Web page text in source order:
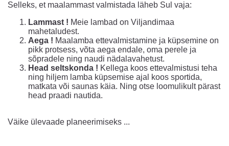
Selleks, et maalammast valmistada läheb Sul vaja:
Lammast ! Meie lambad on Viljandimaa
mahetaludest.
Aega ! Maalamba ettevalmistamine ja küpsemine on
pikk protsess, võta aega endale, oma perele ja
sõpradele ning naudi nädalavahetust.
Head seltskonda ! Kellega koos ettevalmistusi teha
ning hiljem lamba küpsemise ajal koos sportida,
matkata või saunas käia. Ning otse loomulikult pärast
head praadi nautida.
Väike ülevaade planeerimiseks ...